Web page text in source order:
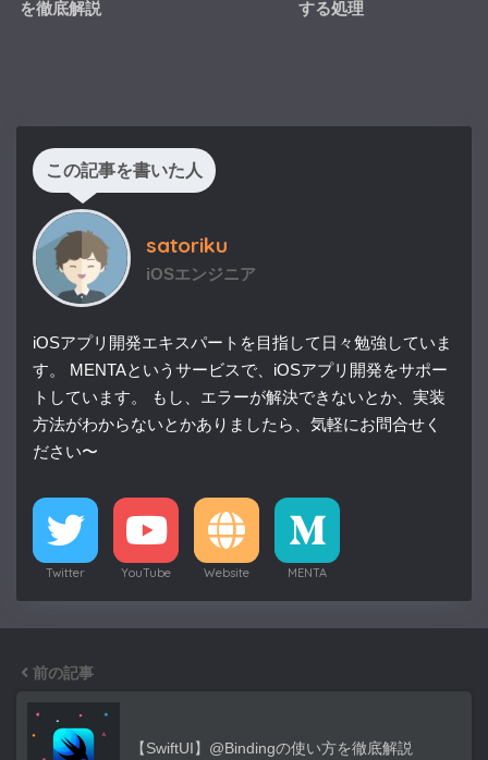
を徹底解説 する処理
この記事を書いた人
satoriku
iOSエンジニア
iOSアプリ開発エキスパートを目指して日々勉強していま
す。 MENTAというサービスで、iOSアプリ開発をサポー
トしています。 もし、エラーが解決できないとか、実装
方法がわからないとかありましたら、気軽にお問合せく
ださい〜
Twitter YouTube Website MENTA
前の記事
【SwiftUI】@Bindingの使い方を徹底解説